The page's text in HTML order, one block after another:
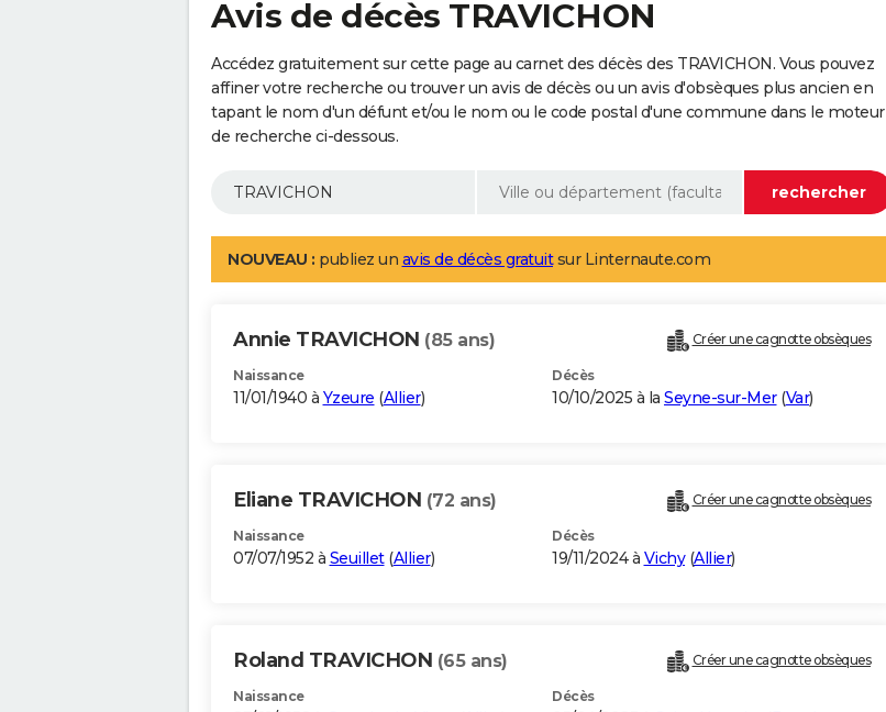
Avis de décès TRAVICHON
Accédez gratuitement sur cette page au carnet des décès des TRAVICHON. Vous pouvez
affiner votre recherche ou trouver un avis de décès ou un avis d'obsèques plus ancien en
tapant le nom d'un défunt et/ou le nom ou le code postal d'une commune dans le moteur
de recherche ci-dessous.
NOUVEAU : publiez un avis de décès gratuitsur Linternaute.com
Annie TRAVICHON (85 ans) Créer une cagnotte obsèques
Naissance
11/01/1940 à Yzeure (Allier)
Décès
10/10/2025 à la Seyne-sur-Mer(Var)
Eliane TRAVICHON (72 ans) Créer une cagnotte obsèques
Naissance
07/07/1952 à Seuillet(Allier)
Décès
19/11/2024 à Vichy(Allier)
Roland TRAVICHON (65 ans) Créer une cagnotte obsèques
Naissance Décès